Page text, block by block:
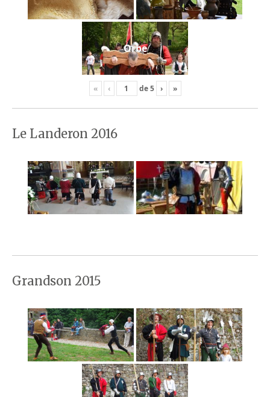
Orbe
« ‹ de5 › »
Le Landeron 2016
Grandson 2015